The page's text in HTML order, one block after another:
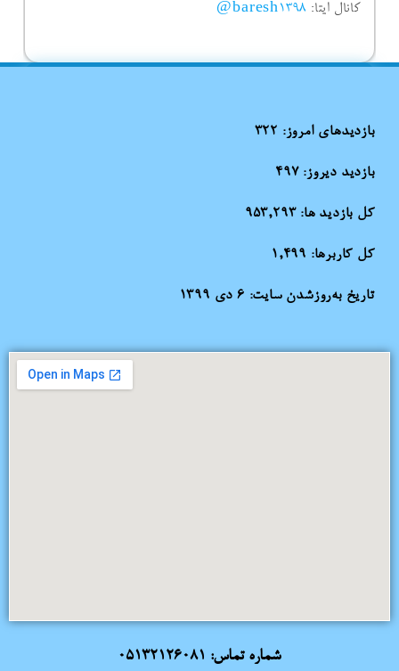
کانال ایتا: baresh1398@
بازدیدهای امروز: 322
بازدید دیروز:497
کل بازدید ها:953,293
کل کاربرها: 1,499
تاریخ به‌روزشدن سایت: ۶ دی ۱۳۹۹
شماره تماس: 05132126081